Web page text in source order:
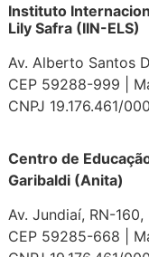
Instituto
Lily Safra (IIN-ELS)
Av. Alberto Santos
CEP 59288-999 |
CNPJ 19.176.461/
Centro de
Garibaldi (Anita)
Av. Jundiaí, RN-
CEP 59285-668 |